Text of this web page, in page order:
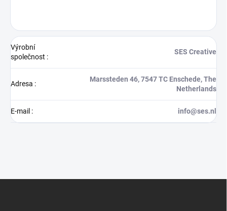
Výrobní
společnost :
SES Creative
Adresa :
Marssteden 46, 7547 TC Enschede, The
Netherlands
E-mail : info@ses.nl